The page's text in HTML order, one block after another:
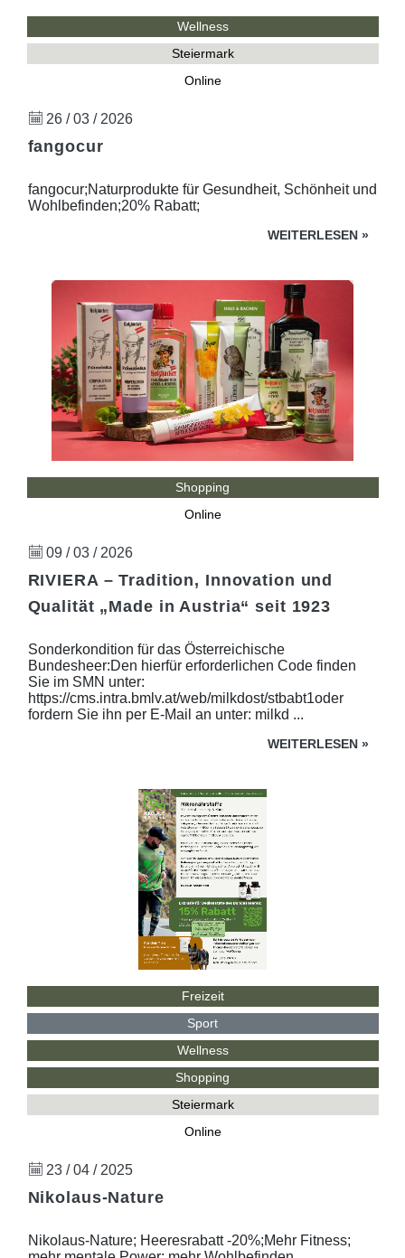
Wellness
Steiermark
Online
26 / 03 / 2026
fangocur
fangocur;Naturprodukte für Gesundheit, Schönheit und
Wohlbefinden;20% Rabatt;
WEITERLESEN »
Shopping
Online
09 / 03 / 2026
RIVIERA – Tradition, Innovation und
Qualität „Made in Austria“ seit 1923
Sonderkondition für das Österreichische
Bundesheer:Den hierfür erforderlichen Code finden
Sie im SMN unter:
https://cms.intra.bmlv.at/web/milkdost/stbabt1oder
fordern Sie ihn per E-Mail an unter: milkd ...
WEITERLESEN »
Freizeit
Sport
Wellness
Shopping
Steiermark
Online
23 / 04 / 2025
Nikolaus-Nature
Nikolaus-Nature; Heeresrabatt -20%;Mehr Fitness;